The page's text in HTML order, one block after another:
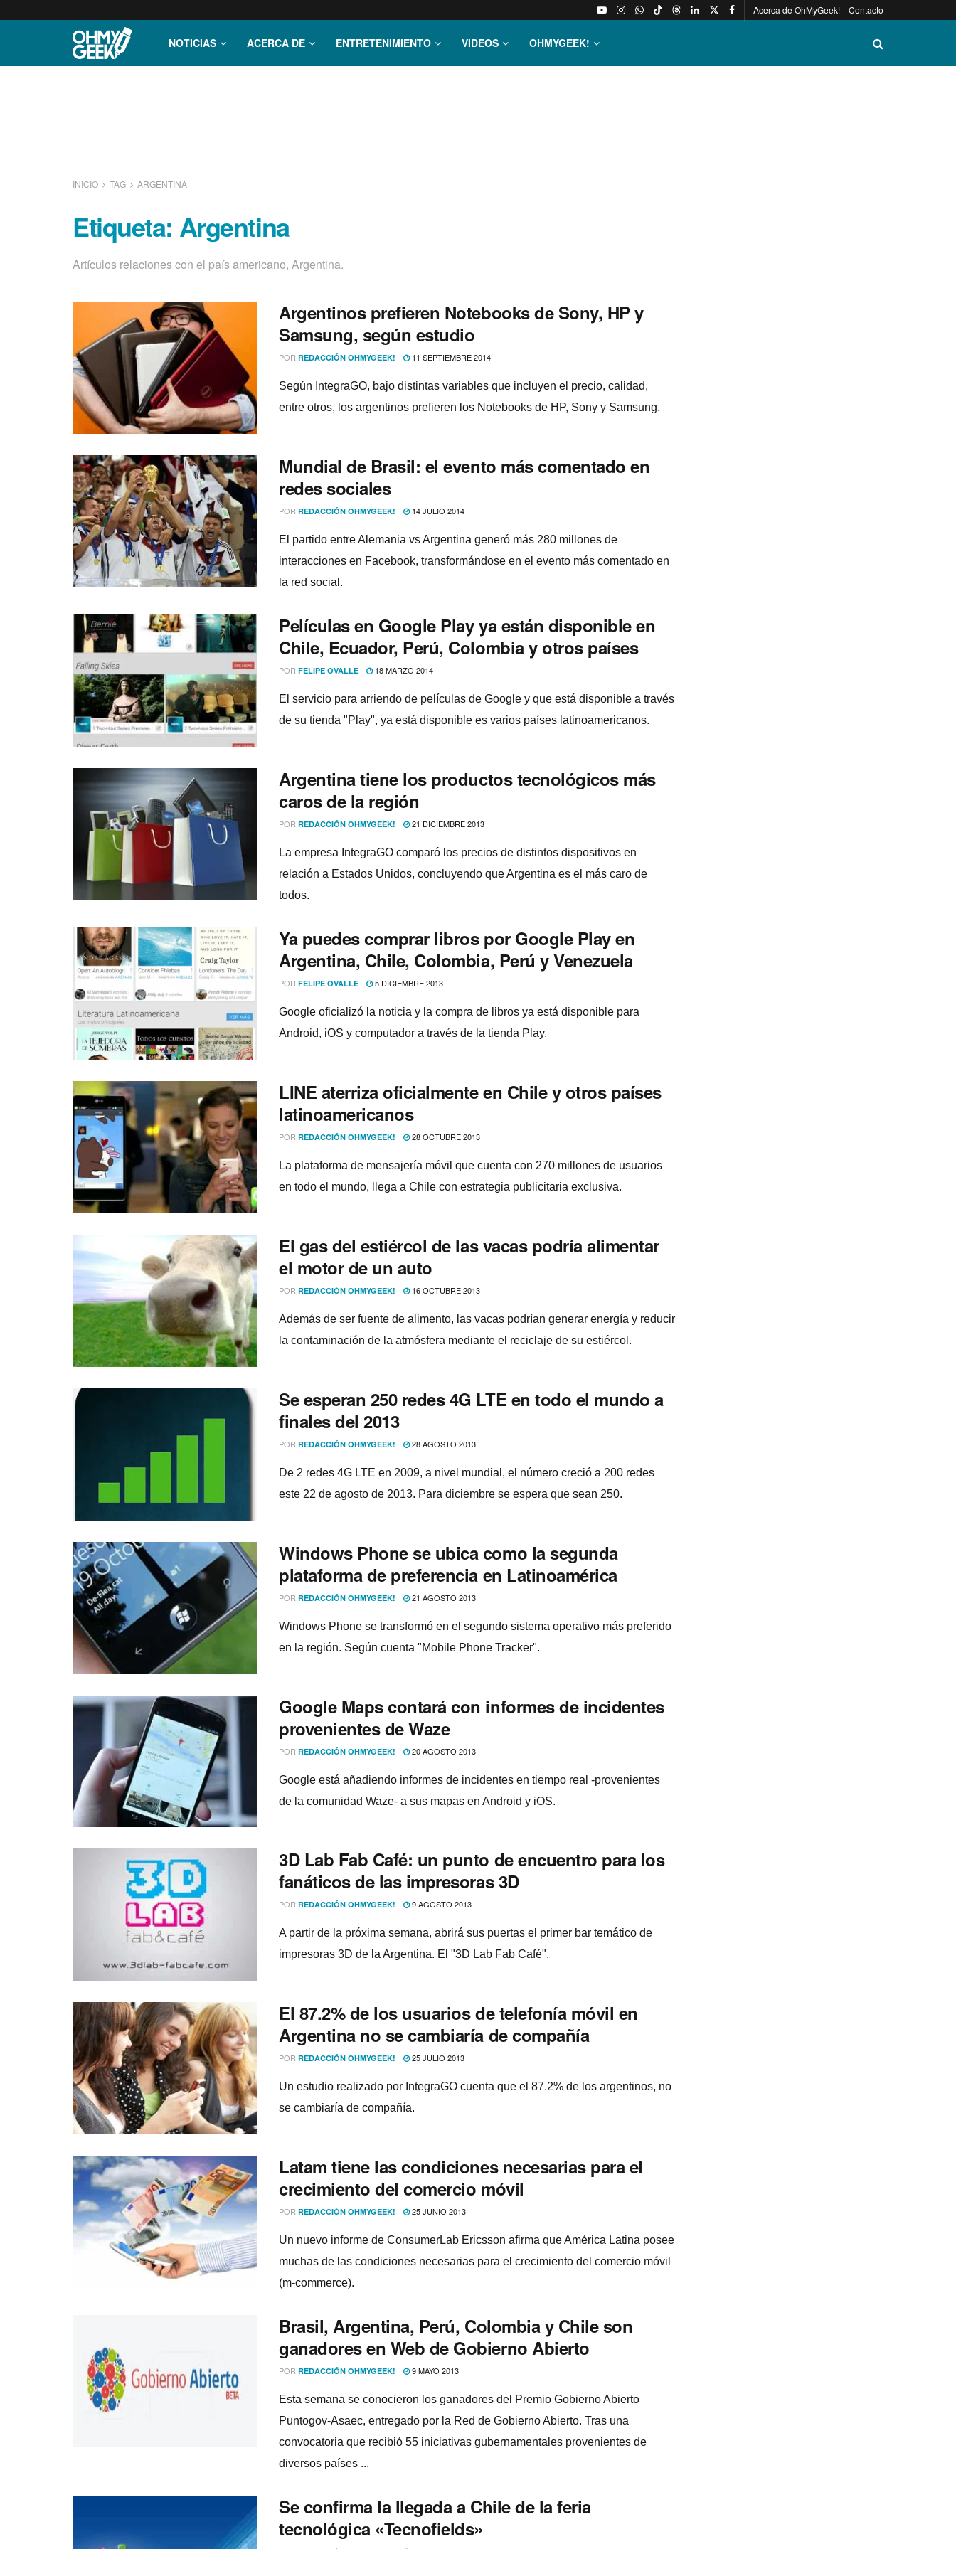
Acerca de OhMyGeek! Contacto
NOTICIAS ACERCA DE ENTRETENIMIENTO VIDEOS OHMYGEEK!
INICIO TAG ARGENTINA
Etiqueta: Argentina
Artí­culos relaciones con el paí­s americano, Argentina.
Argentinos prefieren Notebooks de Sony, HP y
Samsung, según estudio
POR REDACCIÓN OHMYGEEK! 11 SEPTIEMBRE 2014
Según IntegraGO, bajo distintas variables que incluyen el precio, calidad,
entre otros, los argentinos prefieren los Notebooks de HP, Sony y Samsung.
Mundial de Brasil: el evento más comentado en
redes sociales
POR REDACCIÓN OHMYGEEK! 14 JULIO 2014
El partido entre Alemania vs Argentina generó más 280 millones de
interacciones en Facebook, transformándose en el evento más comentado en
la red social.
Pelí­culas en Google Play ya están disponible en
Chile, Ecuador, Perú, Colombia y otros paí­ses
POR FELIPE OVALLE 18 MARZO 2014
El servicio para arriendo de pelí­culas de Google y que está disponible a través
de su tienda "Play", ya está disponible es varios paí­ses latinoamericanos.
Argentina tiene los productos tecnológicos más
caros de la región
POR REDACCIÓN OHMYGEEK! 21 DICIEMBRE 2013
La empresa IntegraGO comparó los precios de distintos dispositivos en
relación a Estados Unidos, concluyendo que Argentina es el más caro de
todos.
Ya puedes comprar libros por Google Play en
Argentina, Chile, Colombia, Perú y Venezuela
POR FELIPE OVALLE 5 DICIEMBRE 2013
Google oficializó la noticia y la compra de libros ya está disponible para
Android, iOS y computador a través de la tienda Play.
LINE aterriza oficialmente en Chile y otros paí­ses
latinoamericanos
POR REDACCIÓN OHMYGEEK! 28 OCTUBRE 2013
La plataforma de mensajerí­a móvil que cuenta con 270 millones de usuarios
en todo el mundo, llega a Chile con estrategia publicitaria exclusiva.
El gas del estiércol de las vacas podrí­a alimentar
el motor de un auto
POR REDACCIÓN OHMYGEEK! 16 OCTUBRE 2013
Además de ser fuente de alimento, las vacas podrí­an generar energí­a y reducir
la contaminación de la atmósfera mediante el reciclaje de su estiércol.
Se esperan 250 redes 4G LTE en todo el mundo a
finales del 2013
POR REDACCIÓN OHMYGEEK! 28 AGOSTO 2013
De 2 redes 4G LTE en 2009, a nivel mundial, el número creció a 200 redes
este 22 de agosto de 2013. Para diciembre se espera que sean 250.
Windows Phone se ubica como la segunda
plataforma de preferencia en Latinoamérica
POR REDACCIÓN OHMYGEEK! 21 AGOSTO 2013
Windows Phone se transformó en el segundo sistema operativo más preferido
en la región. Según cuenta "Mobile Phone Tracker".
Google Maps contará con informes de incidentes
provenientes de Waze
POR REDACCIÓN OHMYGEEK! 20 AGOSTO 2013
Google está añadiendo informes de incidentes en tiempo real -provenientes
de la comunidad Waze- a sus mapas en Android y iOS.
3D Lab Fab Café: un punto de encuentro para los
fanáticos de las impresoras 3D
POR REDACCIÓN OHMYGEEK! 9 AGOSTO 2013
A partir de la próxima semana, abrirá sus puertas el primer bar temático de
impresoras 3D de la Argentina. El "3D Lab Fab Café".
El 87.2% de los usuarios de telefoní­a móvil en
Argentina no se cambiarí­a de compañí­a
POR REDACCIÓN OHMYGEEK! 25 JULIO 2013
Un estudio realizado por IntegraGO cuenta que el 87.2% de los argentinos, no
se cambiarí­a de compañí­a.
Latam tiene las condiciones necesarias para el
crecimiento del comercio móvil
POR REDACCIÓN OHMYGEEK! 25 JUNIO 2013
Un nuevo informe de ConsumerLab Ericsson afirma que América Latina posee
muchas de las condiciones necesarias para el crecimiento del comercio móvil
(m-commerce).
Brasil, Argentina, Perú, Colombia y Chile son
ganadores en Web de Gobierno Abierto
POR REDACCIÓN OHMYGEEK! 9 MAYO 2013
Esta semana se conocieron los ganadores del Premio Gobierno Abierto
Puntogov-Asaec, entregado por la Red de Gobierno Abierto. Tras una
convocatoria que recibió 55 iniciativas gubernamentales provenientes de
diversos paí­ses ...
Se confirma la llegada a Chile de la feria
tecnológica «Tecnofields»